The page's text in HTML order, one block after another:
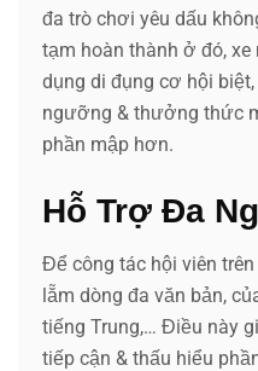
đa trò chơi yêu dấu
tạm hoàn thành ở đó,
dụng di đụng cơ hội
ngưỡng & thưởng thức
phần mập hơn.
Hỗ Trợ Đa
Để công tác hội viên
lẵm dòng đa văn bản,
tiếng Trung,… Điều này
tiếp cận & thấu hiểu